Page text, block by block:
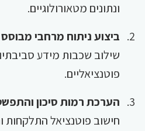
ונתונים מטאורולוגיים.
ביצוע ניתוח מרחבי מבוסס GIS
שילוב שכבות מידע
פוטנציאליים.
הערכת רמות סיכון
חישוב פוטנציאל